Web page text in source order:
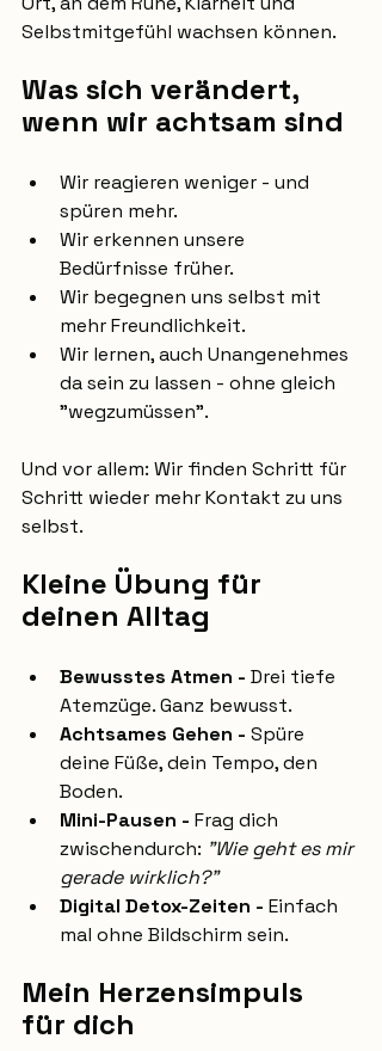
Selbstmitgefühl wachsen können.
Was sich verändert,
wenn wir achtsam sind
Wir reagieren weniger - und
spüren mehr.
Wir erkennen unsere
Bedürfnisse früher.
Wir begegnen uns selbst mit
mehr Freundlichkeit.
Wir lernen, auch Unangenehmes
da sein zu lassen - ohne gleich
"wegzumüssen".
Und vor allem: Wir finden Schritt für
Schritt wieder mehr Kontakt zu uns
selbst.
Kleine Übung für
deinen Alltag
Bewusstes Atmen - Drei tiefe
Atemzüge. Ganz bewusst.
Achtsames Gehen - Spüre
deine Füße, dein Tempo, den
Boden.
Mini-Pausen - Frag dich
zwischendurch: "Wie geht es mir
gerade wirklich?"
Digital Detox-Zeiten - Einfach
mal ohne Bildschirm sein.
Mein Herzensimpuls
für dich